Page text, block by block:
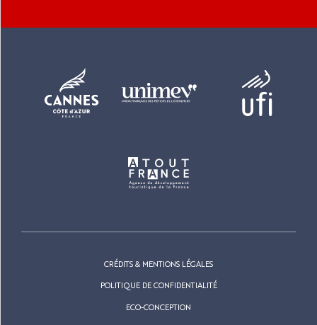
CRÉDITS & MENTIONS LÉGALES
POLITIQUE DE CONFIDENTIALITÉ
ECO-CONCEPTION